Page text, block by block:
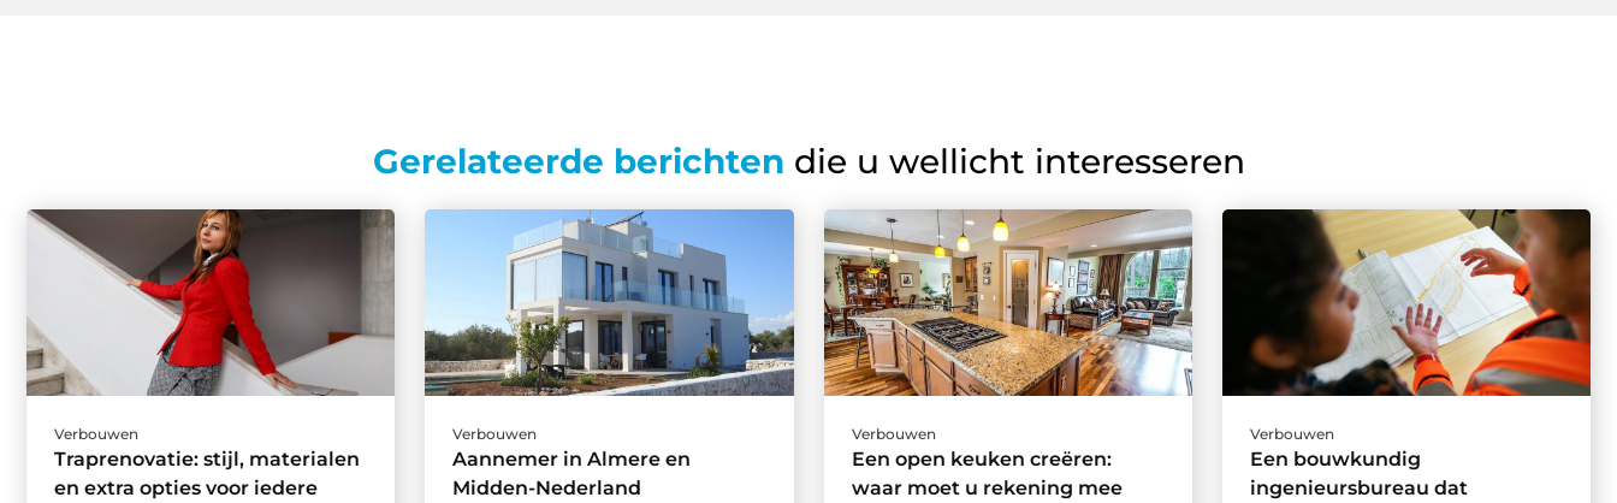
Gerelateerde berichten die u wellicht interesseren
Verbouwen
Traprenovatie: stijl, materialen
en extra opties voor iedere
Verbouwen
Aannemer in Almere en
Midden-Nederland
Verbouwen
Een open keuken creëren:
waar moet u rekening mee
Verbouwen
Een bouwkundig
ingenieursbureau dat